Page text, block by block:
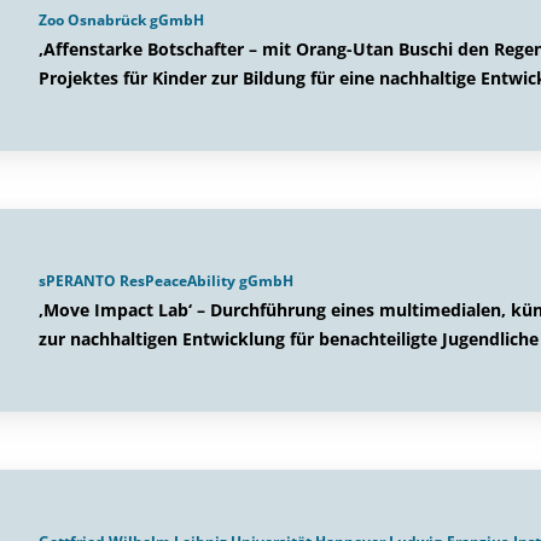
Zoo Osnabrück gGmbH
‚Affenstarke Botschafter – mit Orang-Utan Buschi den
Projektes für Kinder zur Bildung für eine nachhaltige
sPERANTO ResPeaceAbility gGmbH
‚Move Impact Lab‘ – Durchführung eines multimedialen,
zur nachhaltigen Entwicklung für benachteiligte Jugendliche